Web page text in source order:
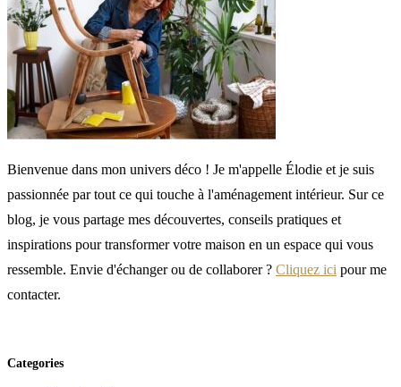
Bienvenue dans mon univers déco ! Je m'appelle Élodie et je suis
passionnée par tout ce qui touche à l'aménagement intérieur. Sur ce
blog, je vous partage mes découvertes, conseils pratiques et
inspirations pour transformer votre maison en un espace qui vous
ressemble. Envie d'échanger ou de collaborer ? Cliquez ici pour me
contacter.
Categories